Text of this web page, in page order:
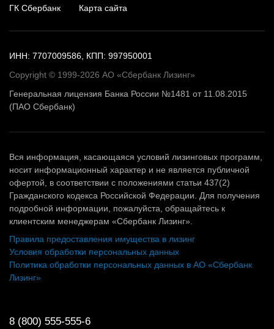
ГК Сбербанк
Карта сайта
ИНН: 7707009586, КПП: 997950001
Copyright © 1999-2026 АО «Сбербанк Лизинг»
Генеральная лицензия Банка России №1481 от 11.08.2015
(ПАО Сбербанк)
Вся информация, касающаяся условий лизинговых программ,
носит информационный характер и не является публичной
офертой, в соответствии с положениями статьи 437(2)
Гражданского кодекса Российской Федерации. Для получения
подробной информации, пожалуйста, обращайтесь к
клиентским менеджерам «Сбербанк Лизинг».
Правила предоставления имущества в лизинг
Условия обработки персональных данных
Политика обработки персональных данных в АО «Сбербанк
Лизинг»
8 (800) 555-555-6